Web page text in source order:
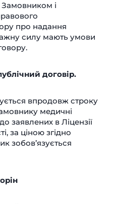
Замовником і
про надання
силу мають умови
договір.
впродовж строку
медичні
заявлених в Ліцензії
за ціною згідно
зобов’язується